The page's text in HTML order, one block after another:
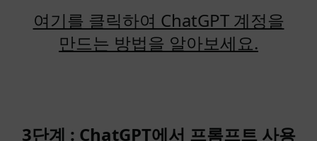
여기를 클릭하여 ChatGPT 계정을
만드는 방법을 알아보세요.
3단계 : ChatGPT에서 프롬프트 사용